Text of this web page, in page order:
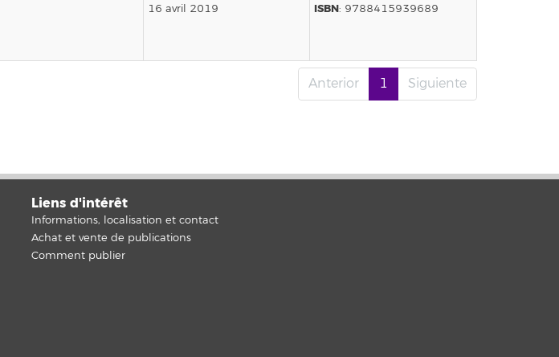
16 avril 2019 ISBN: 9788415939689
Anterior 1 Siguiente
Liens d'intérêt
Informations, localisation et contact
Achat et vente de publications
Comment publier